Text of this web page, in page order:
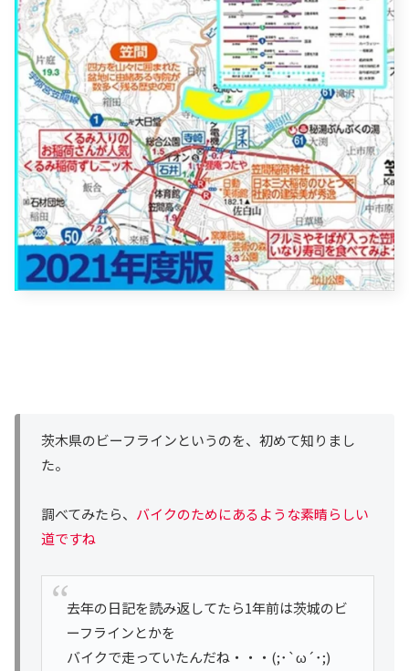
茨木県のビーフラインというのを、初めて知りまし
た。
調べてみたら、 バイクのためにあるような素晴らしい
道ですね
去年の日記を読み返してたら1年前は茨城のビ
ーフラインとかを
バイクで走っていたんだね・・・(;･`ω´･;)